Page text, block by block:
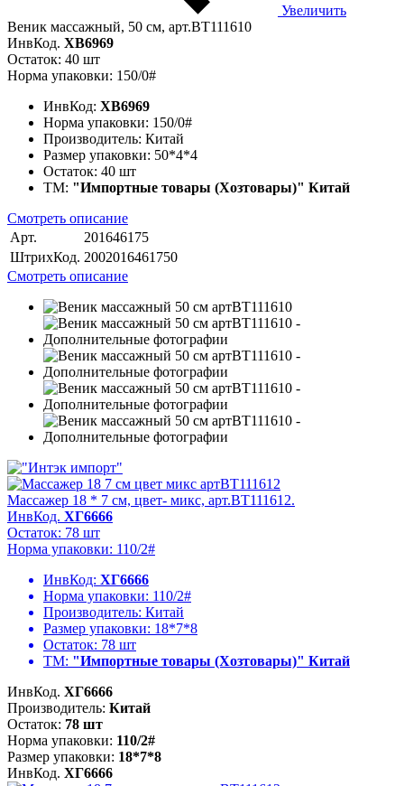
Увеличить
Веник массажный, 50 см, арт.BT111610
ИнвКод. ХВ6969
Остаток: 40 шт
Норма упаковки: 150/0#
ИнвКод: ХВ6969
Норма упаковки: 150/0#
Производитель: Китай
Размер упаковки: 50*4*4
Остаток: 40 шт
ТМ: "Импортные товары (Хозтовары)" Китай
Смотреть описание
Арт.
201646175
ШтрихКод. 2002016461750
Смотреть описание
Массажер 18 * 7 см, цвет- микс, арт.BT111612.
ИнвКод. ХГ6666
Остаток: 78 шт
Норма упаковки: 110/2#
ИнвКод: ХГ6666
Норма упаковки: 110/2#
Производитель: Китай
Размер упаковки: 18*7*8
Остаток: 78 шт
ТМ: "Импортные товары (Хозтовары)" Китай
ИнвКод. ХГ6666
Производитель: Китай
Остаток: 78 шт
Норма упаковки: 110/2#
Размер упаковки: 18*7*8
ИнвКод. ХГ6666